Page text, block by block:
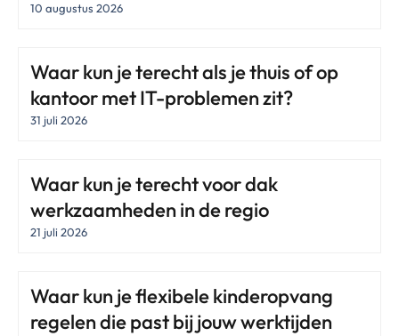
10 augustus 2026
Waar kun je terecht als je thuis of op
kantoor met IT-problemen zit?
31 juli 2026
Waar kun je terecht voor dak
werkzaamheden in de regio
21 juli 2026
Waar kun je flexibele kinderopvang
regelen die past bij jouw werktijden